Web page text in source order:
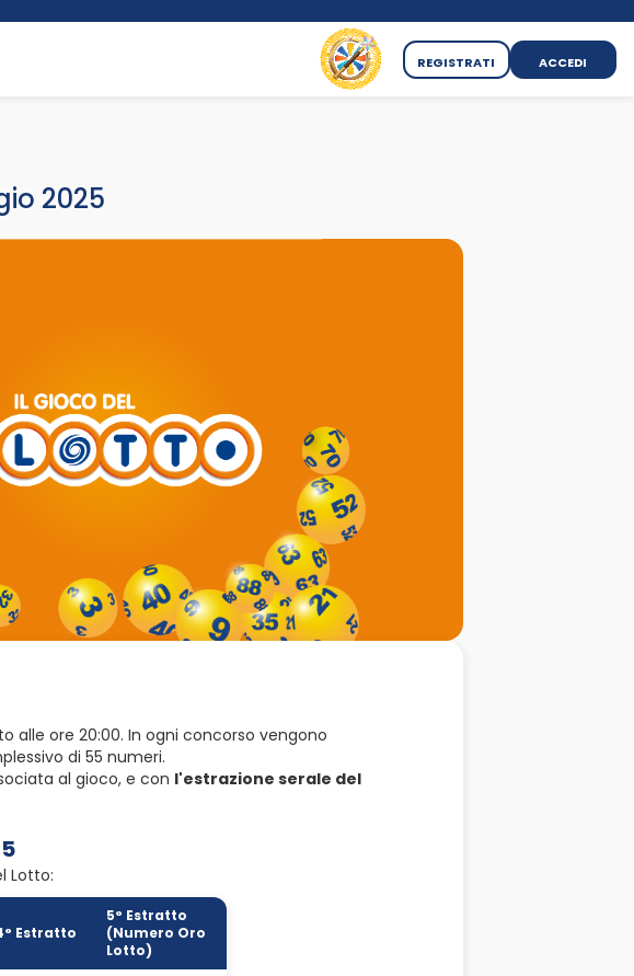
REGISTRATI ACCEDI
2025
alle ore 20:00. In ogni concorso vengono
di 55 numeri.
al gioco, e con l'estrazione serale del
Lotto:
Estratto
5° Estratto
(Numero Oro
Lotto)